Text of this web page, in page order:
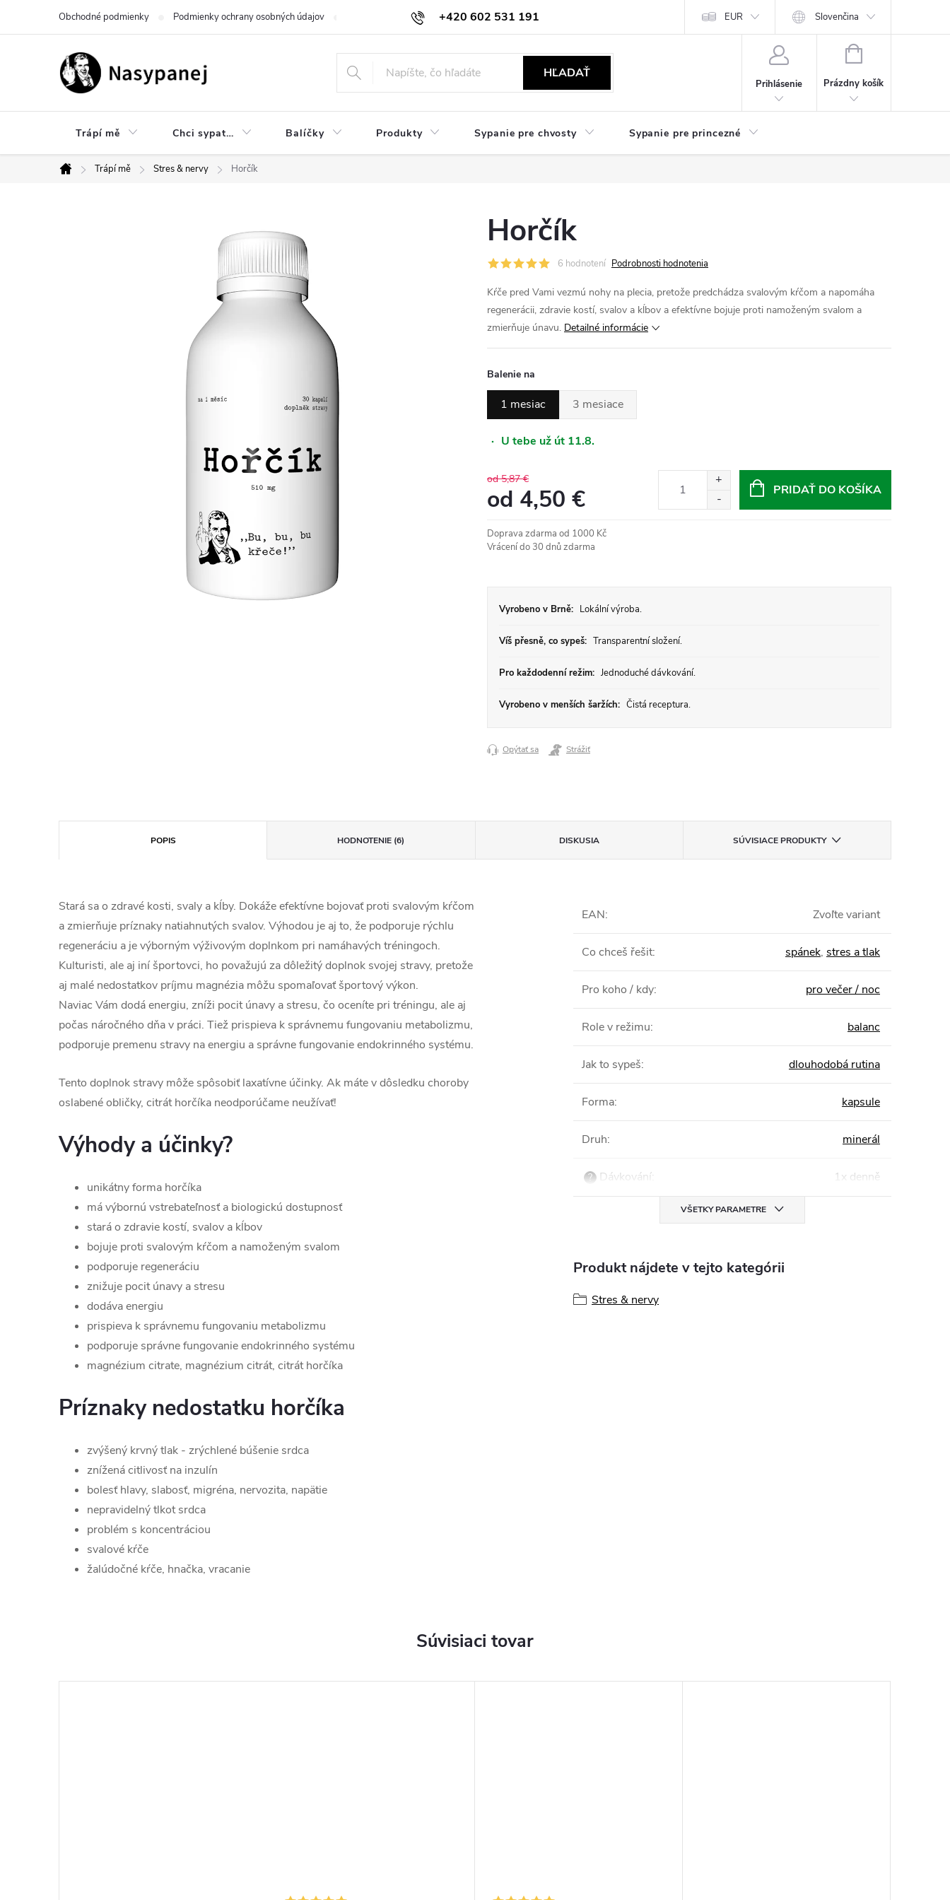
+420 602 531 191
Obchodné podmienky Podmienky ochrany osobných údajov Reklamácie a vrátenie Obchodné oznámenie Kariéra EUR Slovenčina
HĽADAŤ
Prihlásenie
NÁKUPNÝ
Prázdny košík
Trápí mě Chci sypat… Balíčky Produkty Sypanie pre chvosty Sypanie pre princezné
Domov
Trápí mě Stres & nervy Horčík
Horčík
6 hodnotení Podrobnosti hodnotenia
Kŕče pred Vami vezmú nohy na plecia, pretože predchádza svalovým kŕčom a napomáha
regenerácii, zdravie kostí, svalov a kĺbov a efektívne bojuje proti namoženým svalom a
zmierňuje únavu. Detailné informácie
Balenie na
1 mesiac 3 mesiace
· U tebe už út 11.8.
od 5,87 €
od 4,50 €
cena:
PRIDAŤ DO KOŠÍKA
Doprava zdarma od 1000 Kč
Vrácení do 30 dnů zdarma
Vyrobeno v Brně: Lokální výroba.
Víš přesně, co sypeš: Transparentní složení.
Pro každodenní režim: Jednoduché dávkování.
Vyrobeno v menších šaržích: Čistá receptura.
Opýtať sa Strážiť
POPIS HODNOTENIE (6) DISKUSIA SÚVISIACE PRODUKTY
Stará sa o zdravé kosti, svaly a kĺby. Dokáže efektívne bojovať proti svalovým kŕčom
a zmierňuje príznaky natiahnutých svalov. Výhodou je aj to, že podporuje rýchlu
regeneráciu a je výborným výživovým doplnkom pri namáhavých tréningoch.
Kulturisti, ale aj iní športovci, ho považujú za dôležitý doplnok svojej stravy, pretože
aj malé nedostatkov príjmu magnézia môžu spomaľovať športový výkon.
Naviac Vám dodá energiu, zníži pocit únavy a stresu, čo oceníte pri tréningu, ale aj
počas náročného dňa v práci. Tiež prispieva k správnemu fungovaniu metabolizmu,
podporuje premenu stravy na energiu a správne fungovanie endokrinného systému.
Tento doplnok stravy môže spôsobiť laxatívne účinky. Ak máte v dôsledku choroby
oslabené obličky, citrát horčíka neodporúčame neužívať!
Výhody a účinky?
unikátny forma horčíka
má výbornú vstrebateľnosť a biologickú dostupnosť
stará o zdravie kostí, svalov a kĺbov
bojuje proti svalovým kŕčom a namoženým svalom
podporuje regeneráciu
znižuje pocit únavy a stresu
dodáva energiu
prispieva k správnemu fungovaniu metabolizmu
podporuje správne fungovanie endokrinného systému
magnézium citrate, magnézium citrát, citrát horčíka
Príznaky nedostatku horčíka
zvýšený krvný tlak - zrýchlené búšenie srdca
znížená citlivosť na inzulín
bolesť hlavy, slabosť, migréna, nervozita, napätie
nepravidelný tlkot srdca
problém s koncentráciou
svalové kŕče
žalúdočné kŕče, hnačka, vracanie
EAN: Zvoľte variant
Co chceš řešit: spánek, stres a tlak
Pro koho / kdy: pro večer / noc
Role v režimu: balanc
Jak to sypeš: dlouhodobá rutina
Forma: kapsule
Druh: minerál
? Dávkování: 1x denně
VŠETKY PARAMETRE
Produkt nájdete v tejto kategórii
Stres & nervy
Súvisiaci tovar